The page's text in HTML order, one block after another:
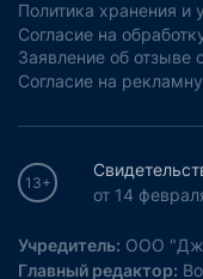
Политика хранения и
Согласие на
Заявление об отзыве
Согласие на
13+
от 14
Учредитель: ООО
Главный редактор: